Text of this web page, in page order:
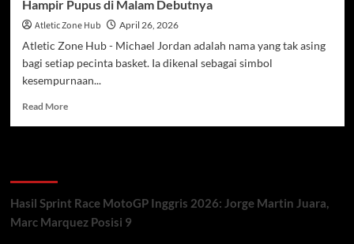
Hampir Pupus di Malam Debutnya
Atletic Zone Hub April 26, 2026
Atletic Zone Hub - Michael Jordan adalah nama yang tak asing
bagi setiap pecinta basket. Ia dikenal sebagai simbol
kesempurnaan...
Read MoreRead
Michael
Jordan,
Hasil Sprint Race MotoGP Inggris 2026: Jorge Martin Juara,
Marc Marquez Posisi 9